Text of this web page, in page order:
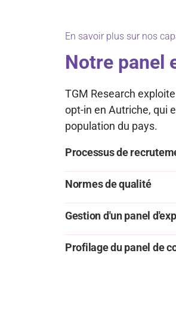
En savoir plus sur nos
Notre panel
TGM Research
opt-in en Autriche, qui
population du pays.
Processus de
Normes de qualité
Gestion d'un panel
Profilage du panel de